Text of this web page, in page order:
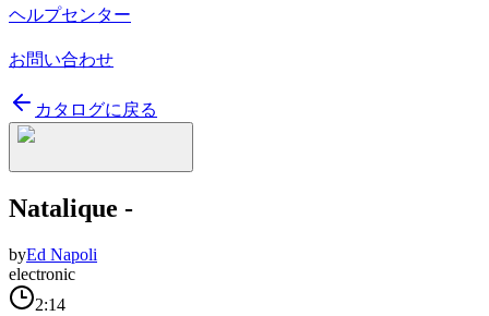
ヘルプセンター
お問い合わせ
カタログに戻る
Natalique -
byEd Napoli
electronic
2:14